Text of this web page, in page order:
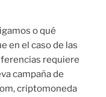
o qué
en el caso de las
requiere
campaña de
criptomoneda